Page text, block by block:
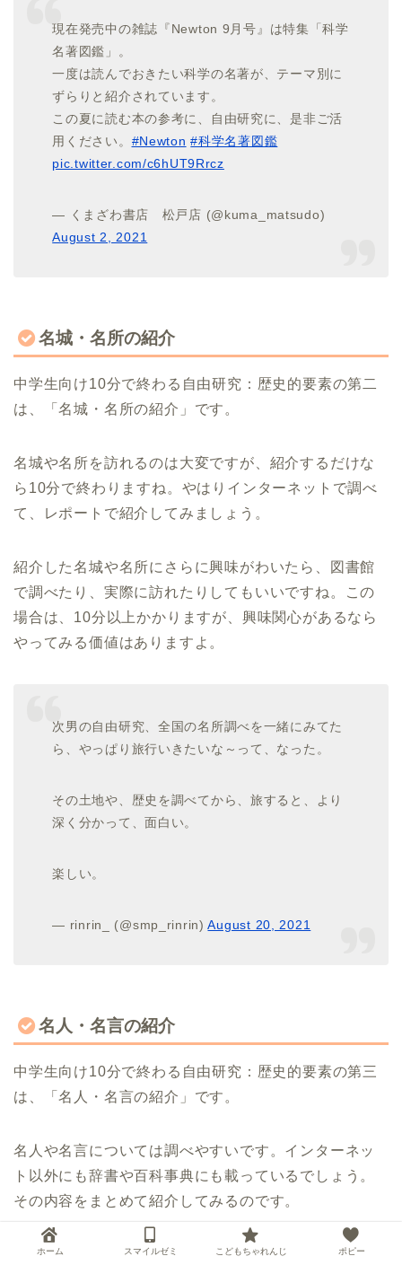
現在発売中の雑誌『Newton 9月号』は特集「科学
名著図鑑」。
一度は読んでおきたい科学の名著が、テーマ別に
ずらりと紹介されています。
この夏に読む本の参考に、自由研究に、是非ご活
用ください。 #Newton #科学名著図鑑
pic.twitter.com/c6hUT9Rrcz
— くまざわ書店 松戸店 (@kuma_matsudo)
August 2, 2021
名城・名所の紹介
中学生向け10分で終わる自由研究：歴史的要素の第二
は、「名城・名所の紹介」です。
名城や名所を訪れるのは大変ですが、紹介するだけな
ら10分で終わりますね。やはりインターネットで調べ
て、レポートで紹介してみましょう。
紹介した名城や名所にさらに興味がわいたら、図書館
で調べたり、実際に訪れたりしてもいいですね。この
場合は、10分以上かかりますが、興味関心があるなら
やってみる価値はありますよ。
次男の自由研究、全国の名所調べを一緒にみてた
ら、やっぱり旅行いきたいな～って、なった。
その土地や、歴史を調べてから、旅すると、より
深く分かって、面白い。
楽しい。
— rinrin_ (@smp_rinrin)August 20, 2021
名人・名言の紹介
中学生向け10分で終わる自由研究：歴史的要素の第三
は、「名人・名言の紹介」です。
名人や名言については調べやすいです。インターネッ
ト以外にも辞書や百科事典にも載っているでしょう。
その内容をまとめて紹介してみるのです。
調べるのに多少時間がかかるかもしれませんが、レポ
ホーム スマイルゼミ こどもちゃれんじ ポピー